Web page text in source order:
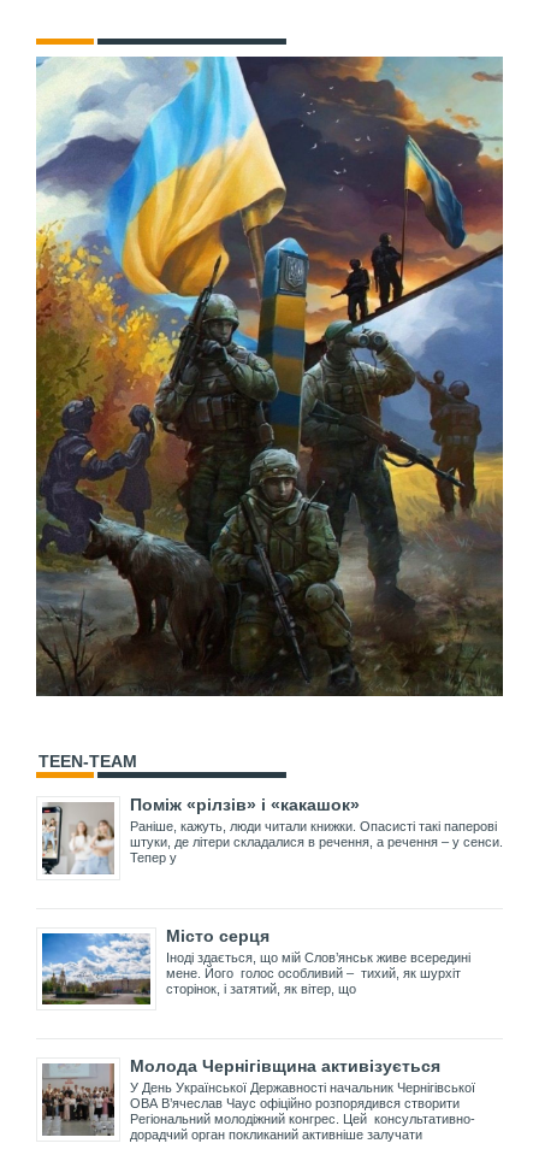
TEEN-TEAM
Поміж «рілзів» і «какашок»
Раніше, кажуть, люди читали книжки. Опасисті такі паперові
штуки, де літери складалися в речення, а речення – у сенси.
Тепер у
Місто серця
Іноді здається, що мій Слов’янськ живе всередині
мене. Його голос особливий – тихий, як шурхіт
сторінок, і затятий, як вітер, що
Молода Чернігівщина активізується
У День Української Державності начальник Чернігівської
ОВА В’ячеслав Чаус офіційно розпорядився створити
Регіональний молодіжний конгрес. Цей консультативно-
дорадчий орган покликаний активніше залучати